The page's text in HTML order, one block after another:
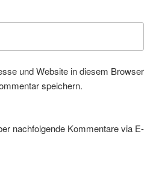
und Website in diesem Browser
speichern.
nachfolgende Kommentare via E-